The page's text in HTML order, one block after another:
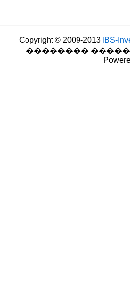
Copyright © 2009-2013 IBS-
��������